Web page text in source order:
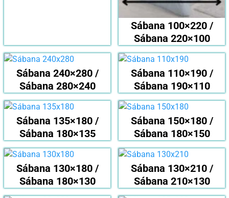
Sábana 100×220 /
Sábana 220×100
Sábana 240×280 /
Sábana 280×240
Sábana 110×190 /
Sábana 190×110
Sábana 135×180 /
Sábana 180×135
Sábana 150×180 /
Sábana 180×150
Sábana 130×180 /
Sábana 180×130
Sábana 130×210 /
Sábana 210×130